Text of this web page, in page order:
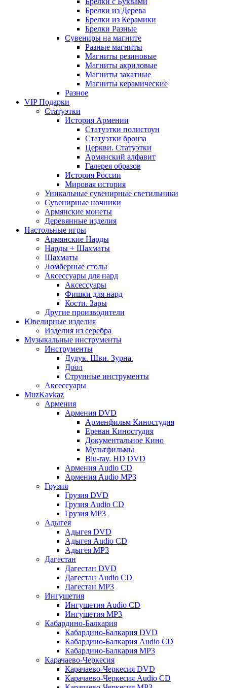
Брелки из Дерева
Брелки из Керамики
Брелки Разные
Сувениры на магните
Разные магниты
Магниты резиновые
Магниты акриловые
Магниты закатные
Магниты керамические
Разное
VIP Подарки
Статуэтки
История Армении
Статуэтки полистоун
Статуэтки бронза
Церкви. Статуэтки
Армянский алфавит
Галерея образов
История России
Мировая история
Уникальные сувенирные светильники
Сувенирные ночники
Армянские монеты
Деревянные изделия
Настольные игры
Армянские Нарды
Нарды + Шахматы
Шахматы
Ломберные столы
Аксессуары для нард
Аксессуары
Фишки для нард
Кости. Зары
Другие производители
Ювелирные изделия
Изделия из серебра
Музыкальные инструменты
Инструменты
Дудук. Шви. Зурна.
Доол
Струнные инструменты
Аксессуары
MuzKavkaz
Армения
Армения DVD
Арменфильм Киностудия
Ереван Киностудия
Документальное Кино
Мультфильмы
Blu-ray. HD DVD
Армения Audio CD
Армения Audio MP3
Грузия
Грузия DVD
Грузия Audio CD
Грузия MP3
Адыгея
Адыгея DVD
Адыгея Audio CD
Адыгея MP3
Дагестан
Дагестан DVD
Дагестан Audio CD
Дагестан MP3
Ингушетия
Ингушетия Audio CD
Ингушетия MP3
Кабардино-Балкария
Кабардино-Балкария DVD
Кабардино-Балкария Audio CD
Кабардино-Балкария MP3
Карачаево-Черкесия
Карачаево-Черкесия DVD
Карачаево-Черкесия Audio CD